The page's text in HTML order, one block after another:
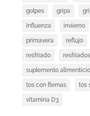
golpes gripa
influenza invierno
primavera reflujo
resfriado resfriados
suplemento alimenticio
tos con flemas tos
vitamina D3